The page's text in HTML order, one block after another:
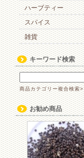
ハーブティー
スパイス
雑貨
キーワード検索
商品カテゴリー複合検索>
お勧め商品